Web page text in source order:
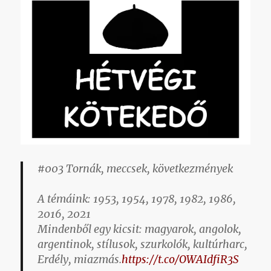
#003 Tornák, meccsek, következmények
A témáink: 1953, 1954, 1978, 1982, 1986,
2016, 2021
Mindenből egy kicsit: magyarok, angolok,
argentinok, stílusok, szurkolók, kultúrharc,
Erdély, miazmás.https://t.co/OWAIdfiR3S